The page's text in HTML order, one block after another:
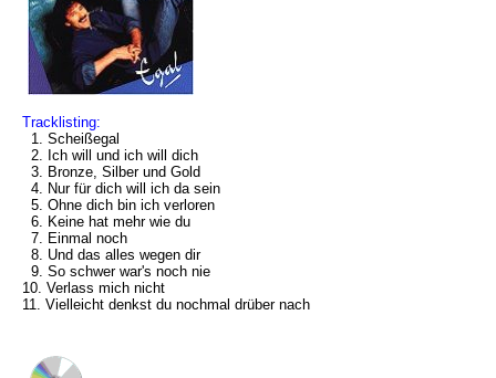
Tracklisting:
1. Scheißegal
2. Ich will und ich will dich
3. Bronze, Silber und Gold
4. Nur für dich will ich da sein
5. Ohne dich bin ich verloren
6. Keine hat mehr wie du
7. Einmal noch
8. Und das alles wegen dir
9. So schwer war's noch nie
10. Verlass mich nicht
11. Vielleicht denkst du nochmal drüber nach